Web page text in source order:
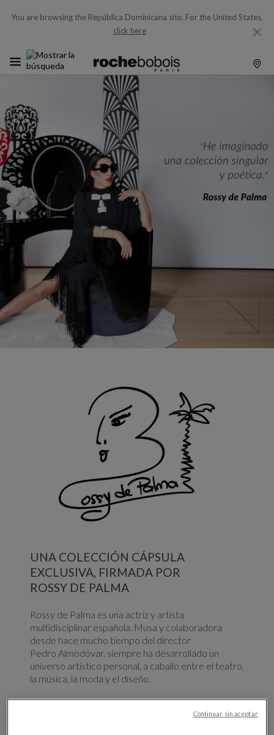
You are browsing the República Dominicana site. For the United States,
click here
UNA COLECCIÓN CÁPSULA
EXCLUSIVA, FIRMADA POR
ROSSY DE PALMA
Rossy de Palma es una actriz y artista
multidisciplinar española. Musa y colaboradora
desde hace mucho tiempo del director
Pedro Almodóvar, siempre ha desarrollado un
universo artístico personal, a caballo entre el teatro,
la música, la moda y el diseño.
Para Roche Bobois, firma una colección cápsula
audaz y singular, que refleja su estilo, su universo
Continuar sin aceptar